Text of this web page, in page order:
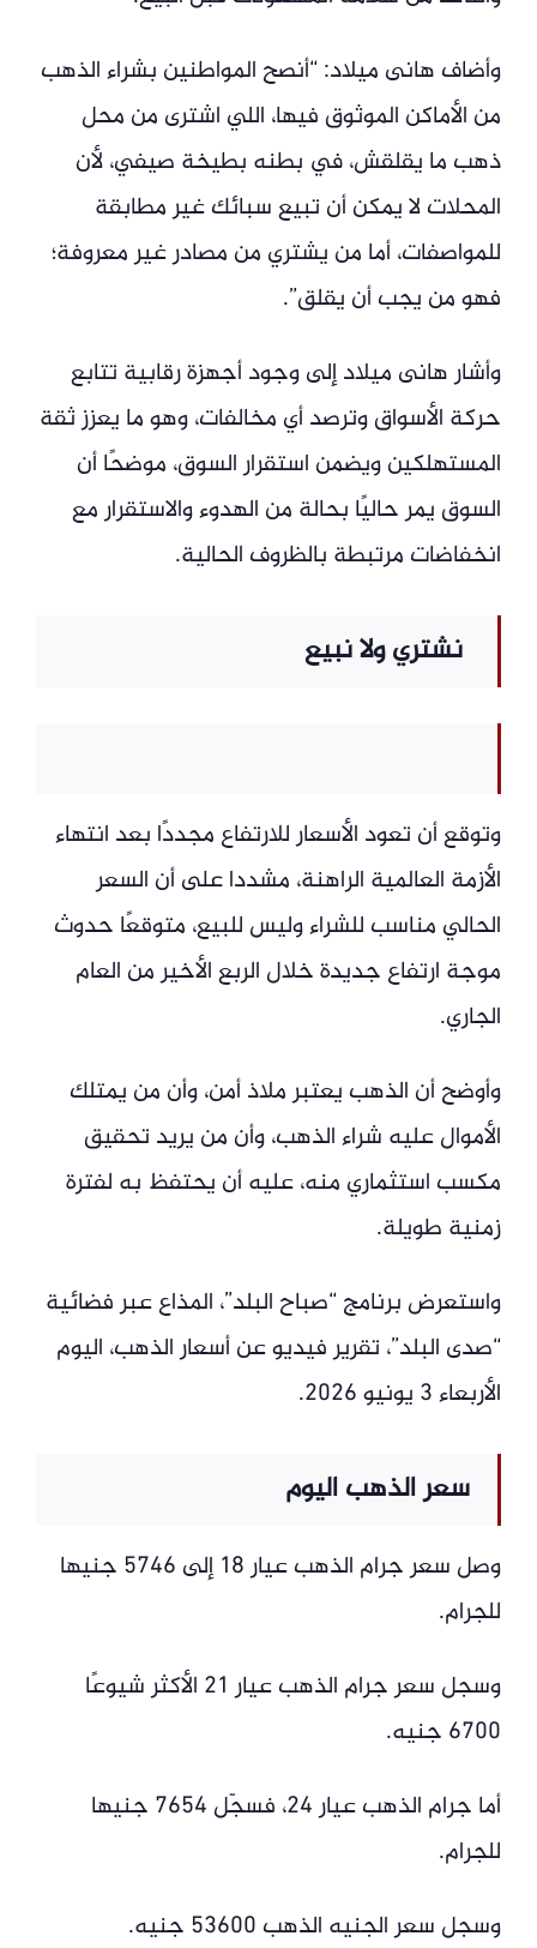
وأضاف هانى ميلاد: “أنصح المواطنين بشراء الذهب
من الأماكن الموثوق فيها، اللي اشترى من محل
ذهب ما يقلقش، في بطنه بطيخة صيفي، لأن
المحلات لا يمكن أن تبيع سبائك غير مطابقة
للمواصفات، أما من يشتري من مصادر غير معروفة؛
فهو من يجب أن يقلق”.
وأشار هانى ميلاد إلى وجود أجهزة رقابية تتابع
حركة الأسواق وترصد أي مخالفات، وهو ما يعزز ثقة
المستهلكين ويضمن استقرار السوق، موضحًا أن
السوق يمر حاليًا بحالة من الهدوء والاستقرار مع
انخفاضات مرتبطة بالظروف الحالية.
نشتري ولا نبيع
وتوقع أن تعود الأسعار للارتفاع مجددًا بعد انتهاء
الأزمة العالمية الراهنة، مشددا على أن السعر
الحالي مناسب للشراء وليس للبيع، متوقعًا حدوث
موجة ارتفاع جديدة خلال الربع الأخير من العام
الجاري.
وأوضح أن الذهب يعتبر ملاذ أمن، وأن من يمتلك
الأموال عليه شراء الذهب، وأن من يريد تحقيق
مكسب استثماري منه، عليه أن يحتفظ به لفترة
زمنية طويلة.
واستعرض برنامج “صباح البلد”، المذاع عبر فضائية
“صدى البلد”، تقرير فيديو عن أسعار الذهب، اليوم
الأربعاء 3 يونيو 2026.
سعر الذهب اليوم
وصل سعر جرام الذهب عيار 18 إلى 5746 جنيها
للجرام.
وسجل سعر جرام الذهب عيار 21 الأكثر شيوعًا
6700 جنيه.
أما جرام الذهب عيار 24، فسجّل 7654 جنيها
للجرام.
وسجل سعر الجنيه الذهب 53600 جنيه.